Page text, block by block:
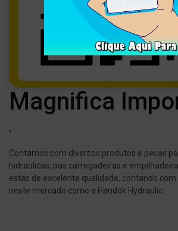
Magnifica
.
Contamos com diversos produtos e pecas
hidraulicas, pas carregadeiras e
estas de excelente qualidade, contando
neste mercado como a Handok Hydraulic.